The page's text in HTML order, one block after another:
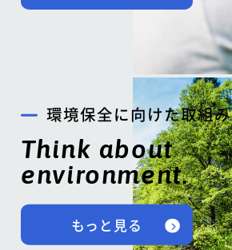
環境保全に向けた取組み
Think about
environment.
もっと見る